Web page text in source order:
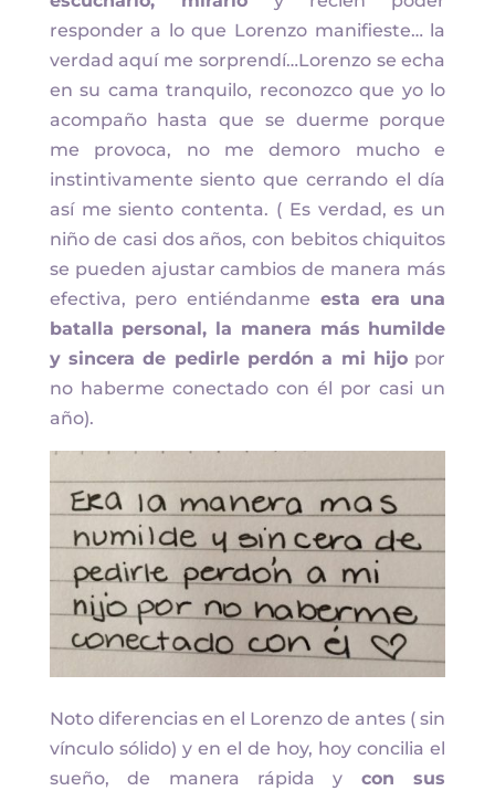
responder a lo que Lorenzo manifieste… la
verdad aquí me sorprendí…Lorenzo se echa
en su cama tranquilo, reconozco que yo lo
acompaño hasta que se duerme porque
me provoca, no me demoro mucho e
instintivamente siento que cerrando el día
así me siento contenta. ( Es verdad, es un
niño de casi dos años, con bebitos chiquitos
se pueden ajustar cambios de manera más
efectiva, pero entiéndanme esta era una
batalla personal, la manera más humilde
y sincera de pedirle perdón a mi hijopor
no haberme conectado con él por casi un
año).
Noto diferencias en el Lorenzo de antes ( sin
vínculo sólido) y en el de hoy, hoy concilia el
sueño, de manera rápida y con sus